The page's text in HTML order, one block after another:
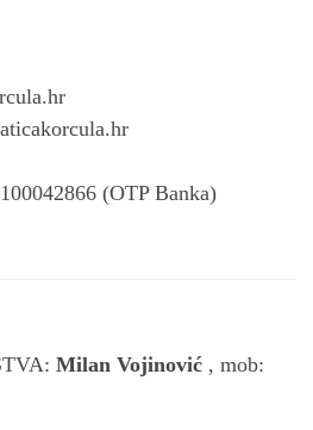
(OTP Banka)
Milan Vojinović , mob: